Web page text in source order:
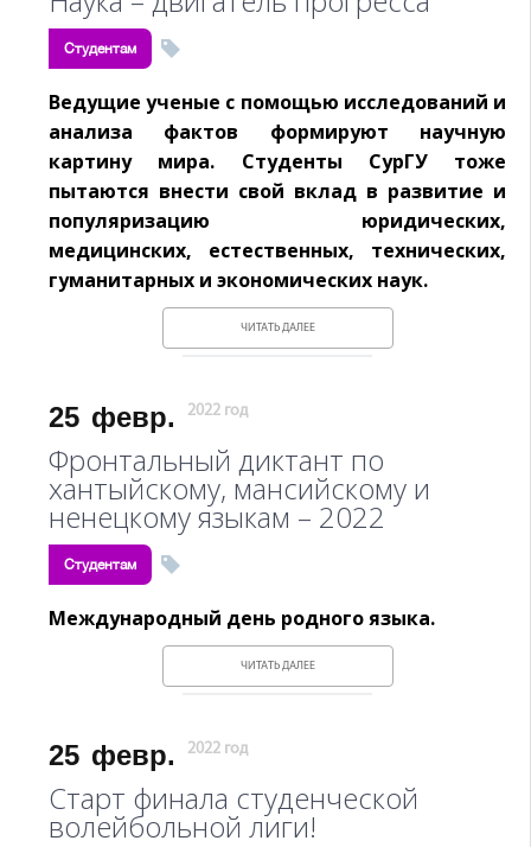
Студентам
Ведущие ученые с помощью исследований и
анализа фактов формируют научную
картину мира. Студенты СурГУ тоже
пытаются внести свой вклад в развитие и
популяризацию юридических,
медицинских, естественных, технических,
гуманитарных и экономических наук.
ЧИТАТЬ ДАЛЕЕ
25 февр. 2022 год
Фронтальный диктант по
хантыйскому, мансийскому и
ненецкому языкам – 2022
Студентам
Международный день родного языка.
ЧИТАТЬ ДАЛЕЕ
25 февр. 2022 год
Старт финала студенческой
волейбольной лиги!